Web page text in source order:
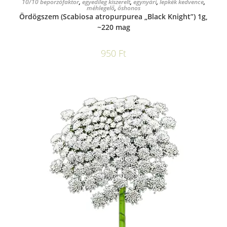
10/10 beporzófaktor, egyedileg kiszerelt, egynyári, lepkék kedvence,
méhlegelő, őshonos
Ördögszem (Scabiosa atropurpurea „Black Knight”) 1g,
~220 mag
950 Ft